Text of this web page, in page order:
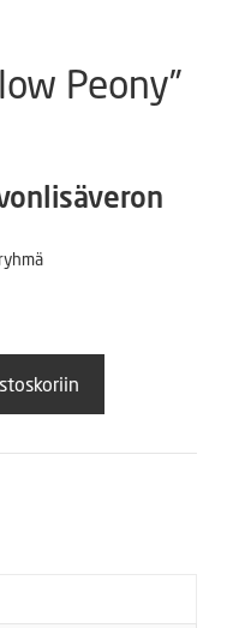
Peony”